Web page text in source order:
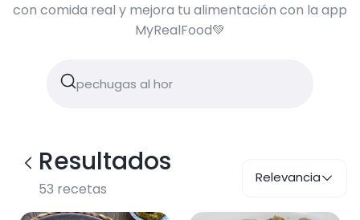
con comida real y mejora tu alimentación con la app
MyRealFood💚
Resultados
53 recetas
Relevancia